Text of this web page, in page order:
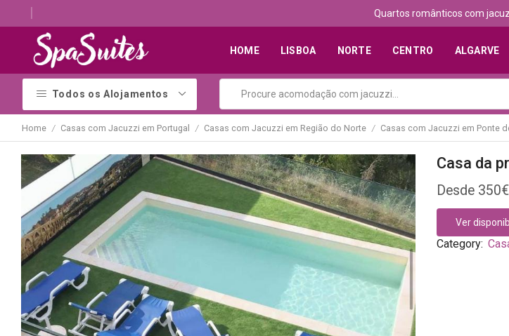
Quartos românticos com
HOME LISBOA NORTE CENTRO ALGARVE
Todos os Alojamentos
Home / Casas com Jacuzzi em Portugal / Casas com Jacuzzi em Região do Norte / Casas com Jacuzzi em Ponte
Casa da
350€
Ver
Category: